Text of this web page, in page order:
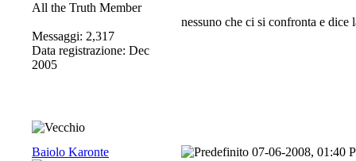
All the Truth Member
Messaggi: 2,317
Data registrazione: Dec
2005
nessuno che ci si confronta e dice
Baiolo Karonte 07-06-2008, 01:40